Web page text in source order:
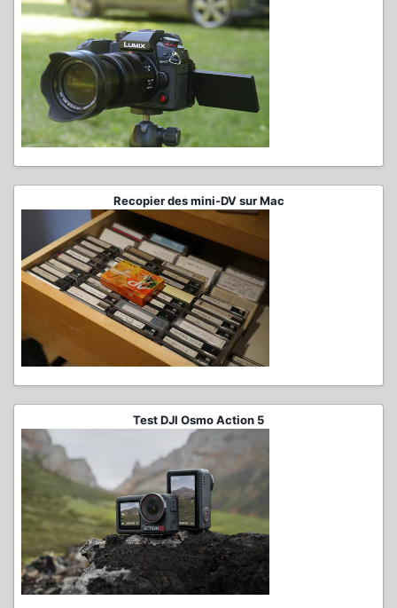
Recopier des mini-DV sur Mac
Test DJI Osmo Action 5